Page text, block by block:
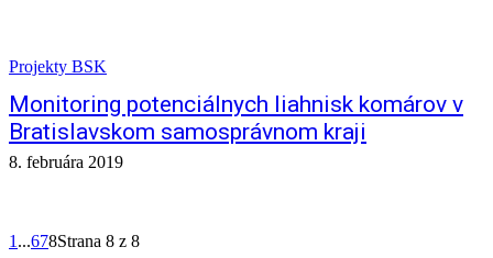
Projekty BSK
Monitoring potenciálnych liahnisk komárov v
Bratislavskom samosprávnom kraji
8. februára 2019
1 ...678Strana 8 z 8